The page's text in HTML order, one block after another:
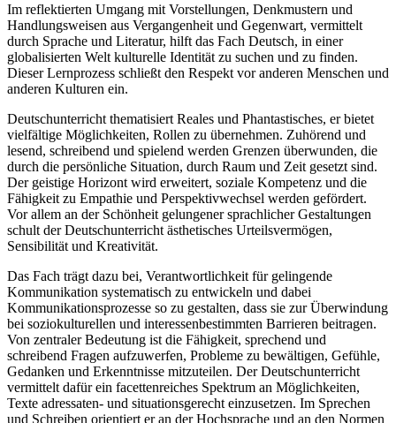
Im reflektierten Umgang mit Vorstellungen, Denkmustern und
Handlungsweisen aus Vergangenheit und Gegenwart, vermittelt
durch Sprache und Literatur, hilft das Fach Deutsch, in einer
globalisierten Welt kulturelle Identität zu suchen und zu finden.
Dieser Lernprozess schließt den Respekt vor anderen Menschen und
anderen Kulturen ein.
Deutschunterricht thematisiert Reales und Phantastisches, er bietet
vielfältige Möglichkeiten, Rollen zu übernehmen. Zuhörend und
lesend, schreibend und spielend werden Grenzen überwunden, die
durch die persönliche Situation, durch Raum und Zeit gesetzt sind.
Der geistige Horizont wird erweitert, soziale Kompetenz und die
Fähigkeit zu Empathie und Perspektivwechsel werden gefördert.
Vor allem an der Schönheit gelungener sprachlicher Gestaltungen
schult der Deutschunterricht ästhetisches Urteilsvermögen,
Sensibilität und Kreativität.
Das Fach trägt dazu bei, Verantwortlichkeit für gelingende
Kommunikation systematisch zu entwickeln und dabei
Kommunikationsprozesse so zu gestalten, dass sie zur Überwindung
bei soziokulturellen und interessenbestimmten Barrieren beitragen.
Von zentraler Bedeutung ist die Fähigkeit, sprechend und
schreibend Fragen aufzuwerfen, Probleme zu bewältigen, Gefühle,
Gedanken und Erkenntnisse mitzuteilen. Der Deutschunterricht
vermittelt dafür ein facettenreiches Spektrum an Möglichkeiten,
Texte adressaten- und situationsgerecht einzusetzen. Im Sprechen
und Schreiben orientiert er an der Hochsprache und an den Normen